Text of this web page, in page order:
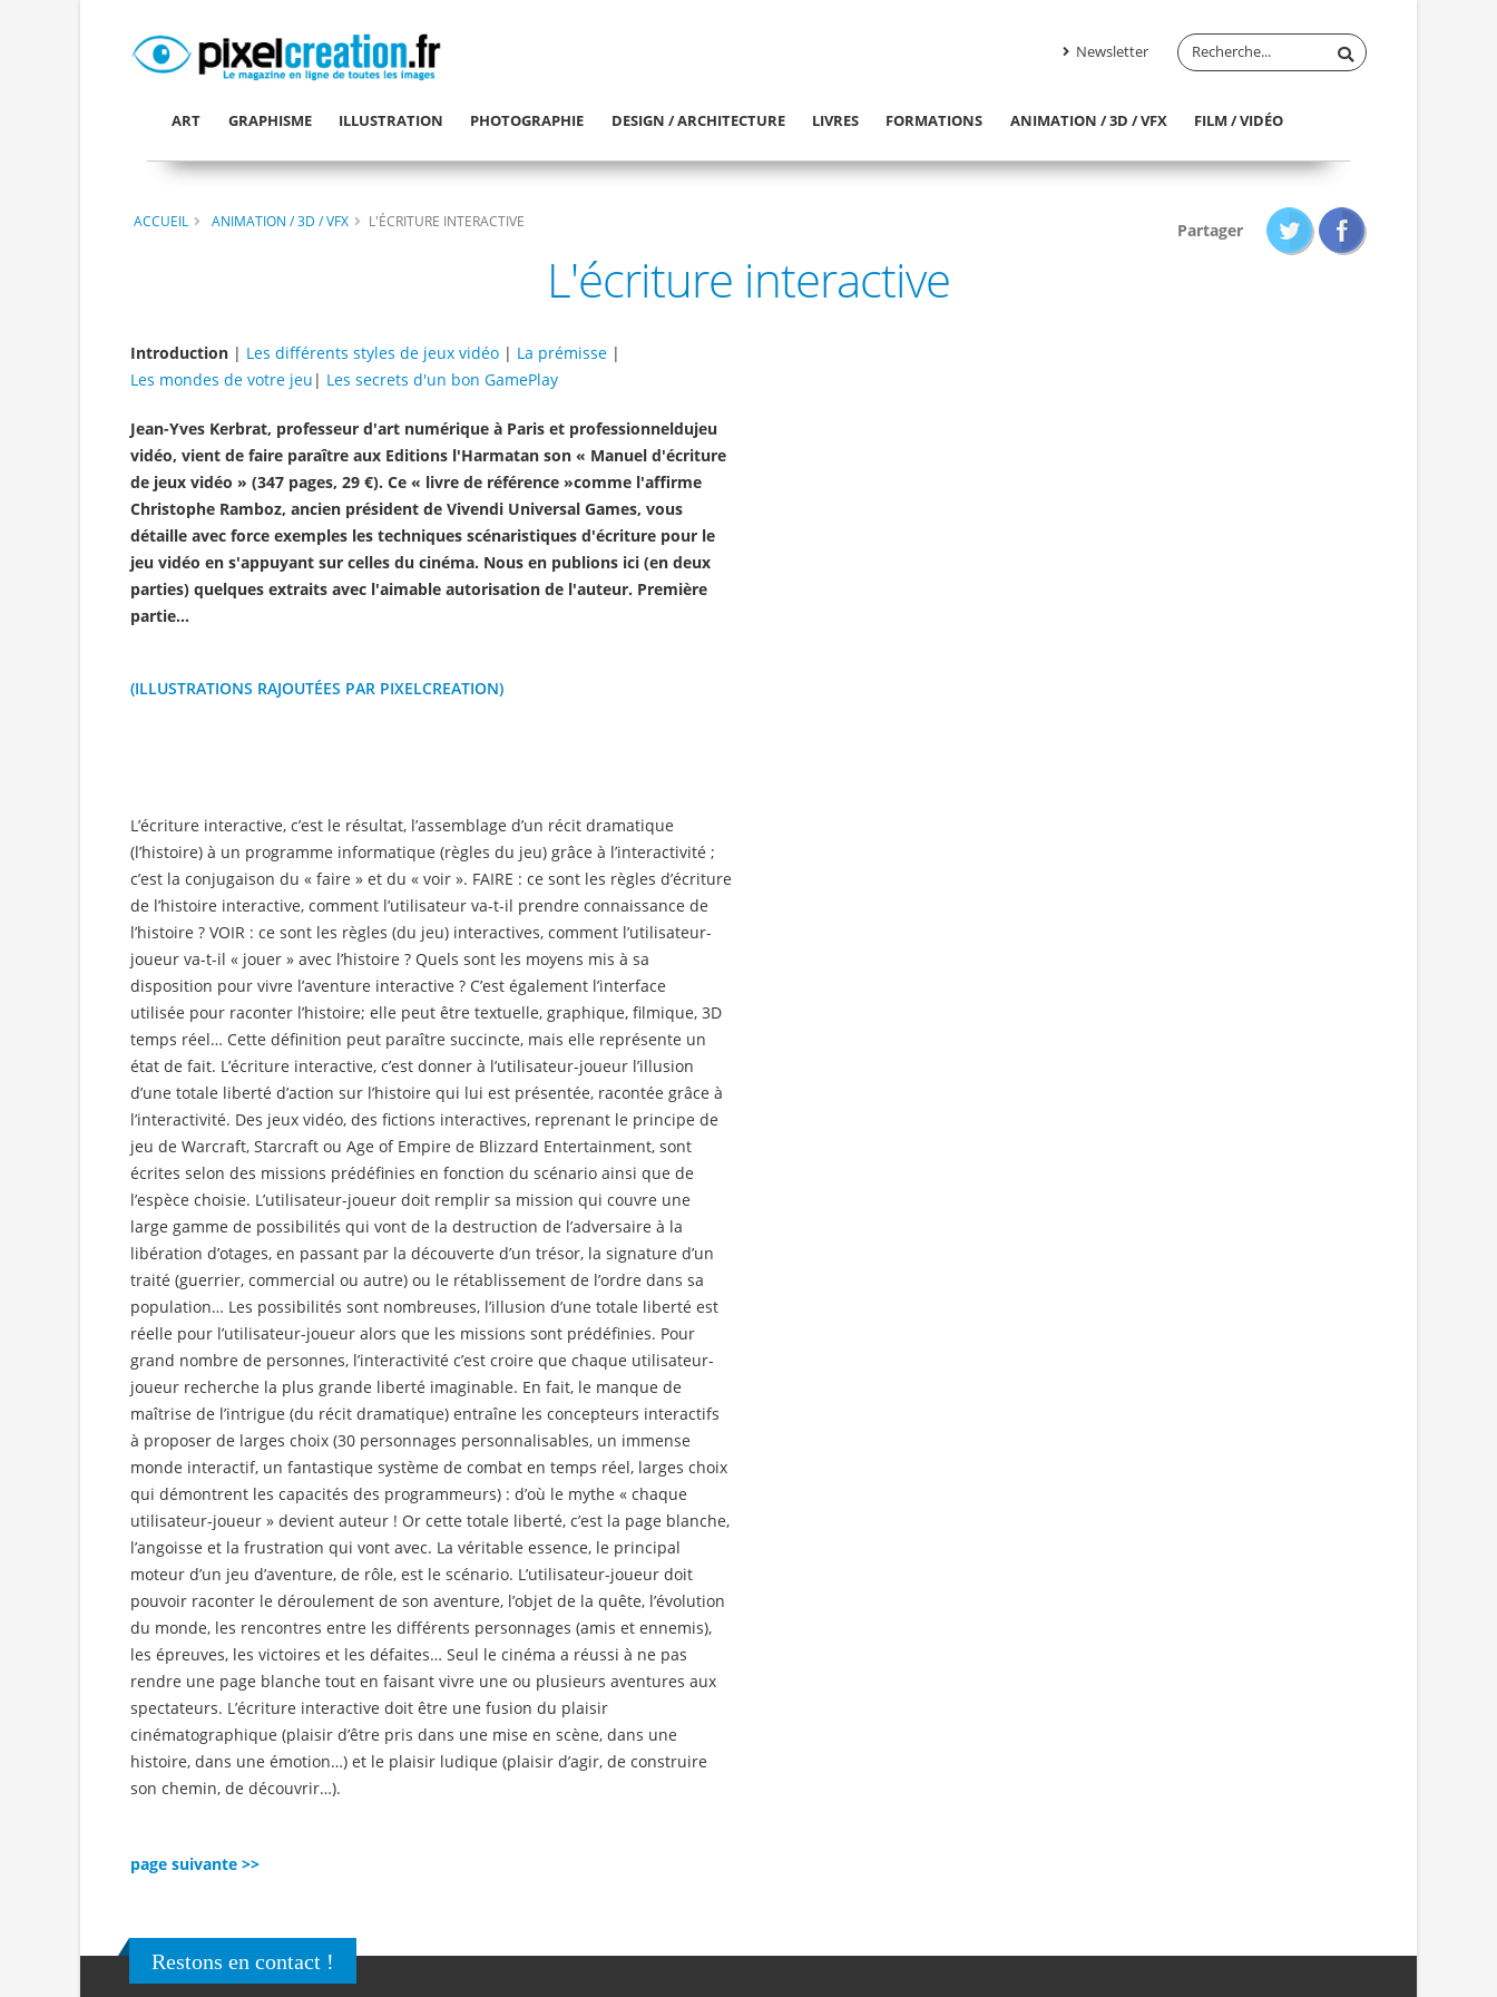
Newsletter
ART GRAPHISME ILLUSTRATION PHOTOGRAPHIE DESIGN / ARCHITECTURE LIVRES FORMATIONS ANIMATION / 3D / VFX FILM / VIDÉO
ACCUEIL ANIMATION / 3D / VFX L'ÉCRITURE INTERACTIVE Partager
L'écriture interactive
Introduction | Les différents styles de jeux vidéo | La prémisse |
Les mondes de votre jeu | Les secrets d'un bon GamePlay
Jean-Yves Kerbrat, professeur d'art numérique à Paris et professionneldujeu
vidéo, vient de faire paraître aux Editions l'Harmatan son « Manuel d'écriture
de jeux vidéo » (347 pages, 29 €). Ce « livre de référence »comme l'affirme
Christophe Ramboz, ancien président de Vivendi Universal Games, vous
détaille avec force exemples les techniques scénaristiques d'écriture pour le
jeu vidéo en s'appuyant sur celles du cinéma. Nous en publions ici (en deux
parties) quelques extraits avec l'aimable autorisation de l'auteur. Première
partie...
(ILLUSTRATIONS RAJOUTÉES PAR PIXELCREATION)
L’écriture interactive, c’est le résultat, l’assemblage d’un récit dramatique
(l’histoire) à un programme informatique (règles du jeu) grâce à l’interactivité ;
c’est la conjugaison du « faire » et du « voir ». FAIRE : ce sont les règles d’écriture
de l’histoire interactive, comment l’utilisateur va-t-il prendre connaissance de
l’histoire ? VOIR : ce sont les règles (du jeu) interactives, comment l’utilisateur-
joueur va-t-il « jouer » avec l’histoire ? Quels sont les moyens mis à sa
disposition pour vivre l’aventure interactive ? C’est également l’interface
utilisée pour raconter l’histoire; elle peut être textuelle, graphique, filmique, 3D
temps réel… Cette définition peut paraître succincte, mais elle représente un
état de fait. L’écriture interactive, c’est donner à l’utilisateur-joueur l’illusion
d’une totale liberté d’action sur l’histoire qui lui est présentée, racontée grâce à
l’interactivité. Des jeux vidéo, des fictions interactives, reprenant le principe de
jeu de Warcraft, Starcraft ou Age of Empire de Blizzard Entertainment, sont
écrites selon des missions prédéfinies en fonction du scénario ainsi que de
l’espèce choisie. L’utilisateur-joueur doit remplir sa mission qui couvre une
large gamme de possibilités qui vont de la destruction de l’adversaire à la
libération d’otages, en passant par la découverte d’un trésor, la signature d’un
traité (guerrier, commercial ou autre) ou le rétablissement de l’ordre dans sa
population… Les possibilités sont nombreuses, l’illusion d’une totale liberté est
réelle pour l’utilisateur-joueur alors que les missions sont prédéfinies. Pour
grand nombre de personnes, l’interactivité c’est croire que chaque utilisateur-
joueur recherche la plus grande liberté imaginable. En fait, le manque de
maîtrise de l’intrigue (du récit dramatique) entraîne les concepteurs interactifs
à proposer de larges choix (30 personnages personnalisables, un immense
monde interactif, un fantastique système de combat en temps réel, larges choix
qui démontrent les capacités des programmeurs) : d’où le mythe « chaque
utilisateur-joueur » devient auteur ! Or cette totale liberté, c’est la page blanche,
l’angoisse et la frustration qui vont avec. La véritable essence, le principal
moteur d’un jeu d’aventure, de rôle, est le scénario. L’utilisateur-joueur doit
pouvoir raconter le déroulement de son aventure, l’objet de la quête, l’évolution
du monde, les rencontres entre les différents personnages (amis et ennemis),
les épreuves, les victoires et les défaites… Seul le cinéma a réussi à ne pas
rendre une page blanche tout en faisant vivre une ou plusieurs aventures aux
spectateurs. L’écriture interactive doit être une fusion du plaisir
cinématographique (plaisir d’être pris dans une mise en scène, dans une
histoire, dans une émotion…) et le plaisir ludique (plaisir d’agir, de construire
son chemin, de découvrir…).
page suivante >>
Restons en contact !